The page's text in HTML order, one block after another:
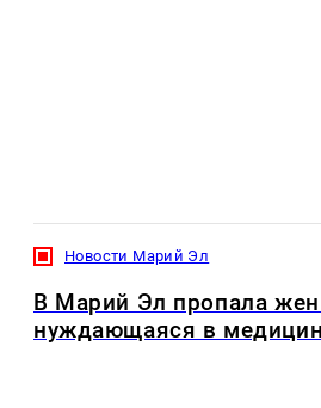
Новости Марий Эл
В Марий Эл пропала
нуждающаяся в